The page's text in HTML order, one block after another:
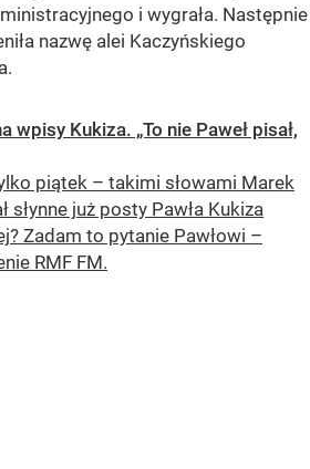
i wygrała. Następnie
nazwę alei Kaczyńskiego
Kukiza. „To nie Paweł pisał,
piątek – takimi słowami Marek
już posty Pawła Kukiza
Zadam to pytanie Pawłowi –
RMF FM.